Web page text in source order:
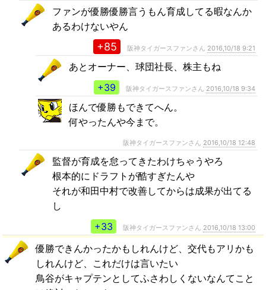
ファンが優勝優勝言うもん育成してる暇なんか
あるわけないやん
+85 阪神タイガースファンさん 2016,10/18 9:21
あとオーナー、球団社長、株主もね
+39
阪神タイガースファンさん 2016,10/18 9:34
ほんで優勝もできてへん。
何やったんや今まで。
阪神タイガースファンさん 2016,10/18 12:48
監督が育成を怠ってきたわけちゃうやろ
根本的にドラフトが酷すぎたんや
それが和田中村で改善してからは成果が出てる
し
+33
阪神タイガースファンさん 2016,10/18 13:00
優勝できんかったかもしれんけど、交代もアリかも
しれんけど、これだけは言いたい
鳥谷がキャプテンとしてふさわしくないなんてこと